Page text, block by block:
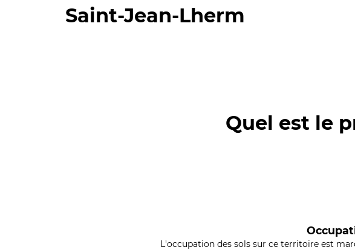
Saint-Jean-Lherm
Quel est le
L'occupation des sols sur ce territoire est